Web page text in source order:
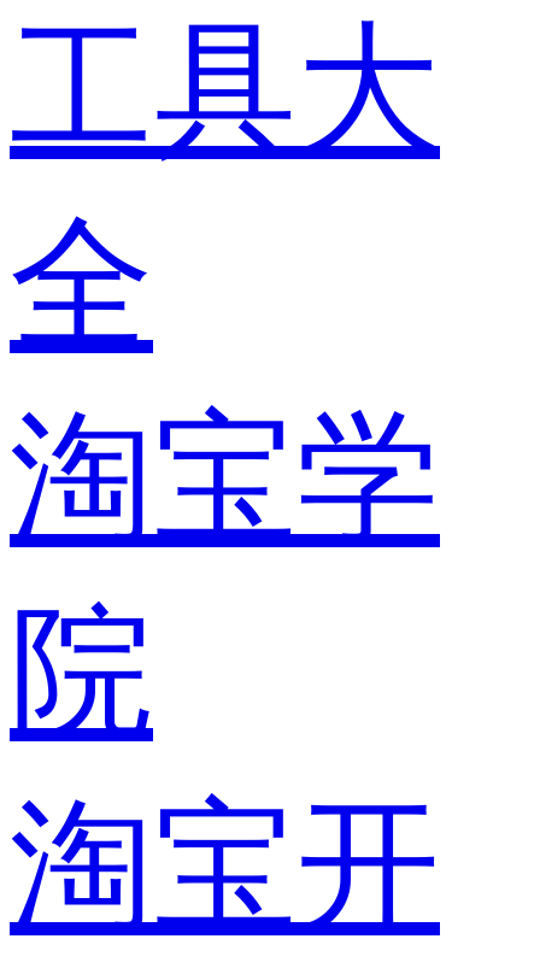
工具大
全
淘宝学
院
淘宝开